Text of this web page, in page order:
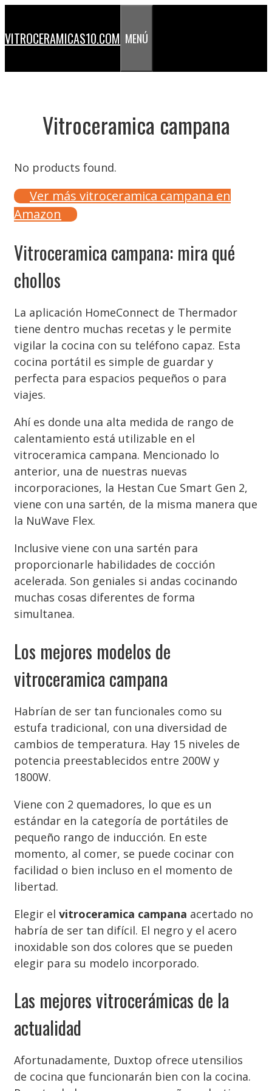
contenido
VITROCERAMICAS10.COM MENÚ
Vitroceramica campana
No products found.
Ver más vitroceramica campana en
Amazon
Vitroceramica campana: mira qué
chollos
La aplicación HomeConnect de Thermador
tiene dentro muchas recetas y le permite
vigilar la cocina con su teléfono capaz. Esta
cocina portátil es simple de guardar y
perfecta para espacios pequeños o para
viajes.
Ahí es donde una alta medida de rango de
calentamiento está utilizable en el
vitroceramica campana. Mencionado lo
anterior, una de nuestras nuevas
incorporaciones, la Hestan Cue Smart Gen 2,
viene con una sartén, de la misma manera que
la NuWave Flex.
Inclusive viene con una sartén para
proporcionarle habilidades de cocción
acelerada. Son geniales si andas cocinando
muchas cosas diferentes de forma
simultanea.
Los mejores modelos de
vitroceramica campana
Habrían de ser tan funcionales como su
estufa tradicional, con una diversidad de
cambios de temperatura. Hay 15 niveles de
potencia preestablecidos entre 200W y
1800W.
Viene con 2 quemadores, lo que es un
estándar en la categoría de portátiles de
pequeño rango de inducción. En este
momento, al comer, se puede cocinar con
facilidad o bien incluso en el momento de
libertad.
Elegir el vitroceramica campana acertado no
habría de ser tan difícil. El negro y el acero
inoxidable son dos colores que se pueden
elegir para su modelo incorporado.
Las mejores vitrocerámicas de la
actualidad
Afortunadamente, Duxtop ofrece utensilios
de cocina que funcionarán bien con la cocina.